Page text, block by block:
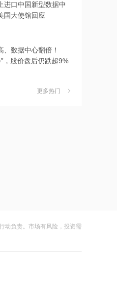
办“上市答谢”“并购
服务定价
情临近
进口中国新型数据中
国大使馆回应
、数据中心翻倍！
，股价盘后仍跌超9%
标普创历史新高
价格战
更多热门
动负责。市场有风险，投资需